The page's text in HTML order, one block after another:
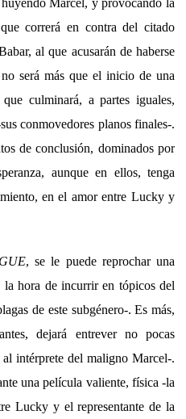
Marcel, y provocando la
correrá en contra del citado
al que acusarán de haberse
será más que el inicio de una
culminará, a partes iguales,
conmovedores planos finales-.
de conclusión, dominados por
aunque en ellos, tenga
en el amor entre Lucky y
, se le puede reprochar una
la hora de incurrir en tópicos del
de este subgénero-. Es más,
dejará entrever no pocas
intérprete del maligno Marcel-.
una película valiente, física -la
Lucky y el representante de la